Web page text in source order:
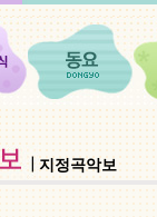
지정곡악보